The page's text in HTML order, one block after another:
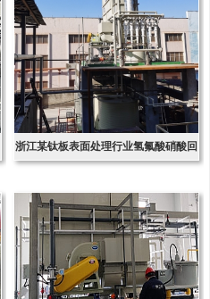
浙江某钛板表面处理行业氢氟酸硝酸回